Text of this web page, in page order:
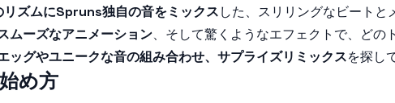
ズムにSpruns独自の音をミックスした、スリリングなビートと
ムーズなアニメーション、そして驚くようなエフェクトで、どの
ッグやユニークな音の組み合わせ、サプライズリミックスを探し
め方